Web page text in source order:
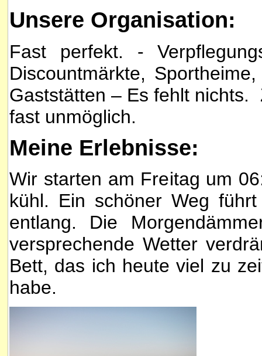
Unsere Organisation:
Fast perfekt. -
Discountmärkte,
Gaststätten – Es fehlt nichts.
fast unmöglich.
Meine Erlebnisse:
Wir starten am Freitag um
kühl. Ein schöner Weg
entlang. Die
versprechende Wetter
Bett, das ich heute viel zu
habe.